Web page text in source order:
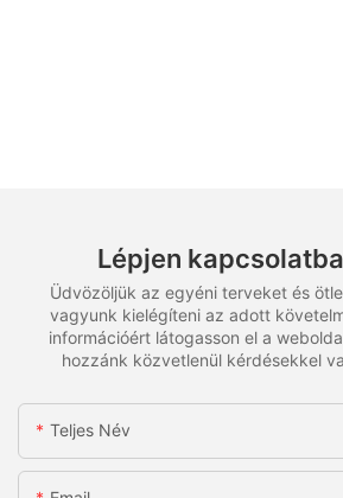
Lépjen
Üdvözöljük az egyéni terveket és
vagyunk kielégíteni az adott
információért látogasson el a
hozzánk közvetlenül kérdésekkel
Teljes Név